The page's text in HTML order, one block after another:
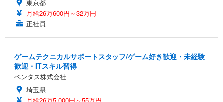
東京都
月給26万600円～32万円
正社員
ゲームテクニカルサポートスタッフ/ゲーム好き歓迎・未経験
歓迎・ITスキル習得
ベンタス株式会社
埼玉県
月給26万5,000円～55万円